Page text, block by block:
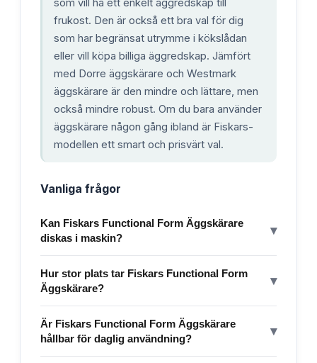
som vill ha ett enkelt äggredskap till
frukost. Den är också ett bra val för dig
som har begränsat utrymme i kökslådan
eller vill köpa billiga äggredskap. Jämfört
med Dorre äggskärare och Westmark
äggskärare är den mindre och lättare, men
också mindre robust. Om du bara använder
äggskärare någon gång ibland är Fiskars-
modellen ett smart och prisvärt val.
Vanliga frågor
Kan Fiskars Functional Form Äggskärare
diskas i maskin?
▾
Hur stor plats tar Fiskars Functional Form
Äggskärare?
▾
Är Fiskars Functional Form Äggskärare
hållbar för daglig användning?
▾